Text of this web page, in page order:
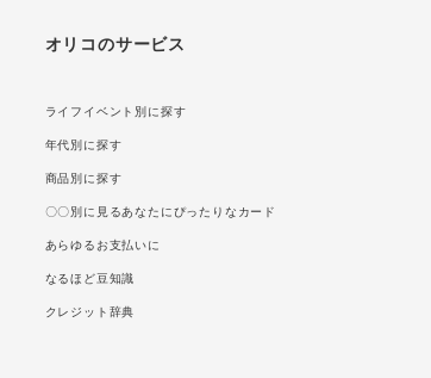
オリコのサービス
ライフイベント別に探す
年代別に探す
商品別に探す
〇〇別に見るあなたにぴったりなカード
あらゆるお支払いに
なるほど豆知識
クレジット辞典